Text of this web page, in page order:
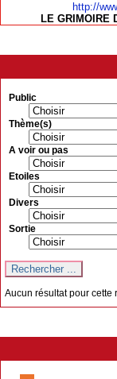
http://
LE GRIMOIRE
Public
Thème(s)
A voir ou pas
Etoiles
Divers
Sortie
Aucun résultat pour cette